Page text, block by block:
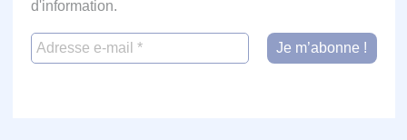
d'information.